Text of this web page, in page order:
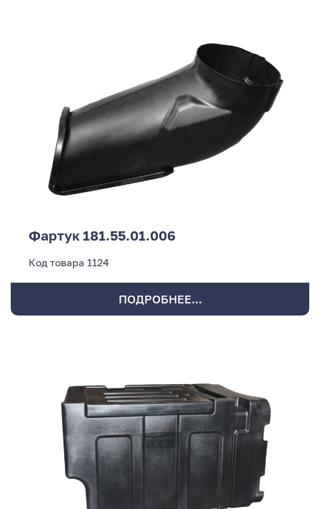
Фартук 181.55.01.006
Код товара 1124
ПОДРОБНЕЕ...